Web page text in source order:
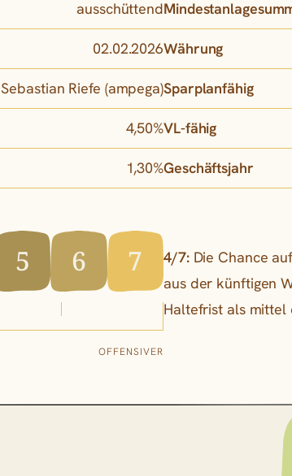
ausschüttend
02.02.2026
Sebastian Riefe (ampega)
4,50%
1,30%
Währung
Sparplanfähig
VL-fähig
Geschäftsjahr
5 6 7
OFFENSIVER
4/7: Die Chance
aus der künftigen
Haltefrist als mittel